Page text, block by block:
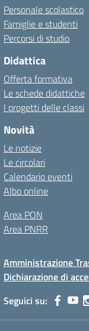
Personale scolastico
Famiglie e studenti
Percorsi di studio
Didattica
Offerta formativa
Le schede didattiche
I progetti delle classi
Novità
Le notizie
Le circolari
Calendario eventi
Albo online
Area PON
Area PNRR
Amministrazione
Dichiarazione di
Seguici su: